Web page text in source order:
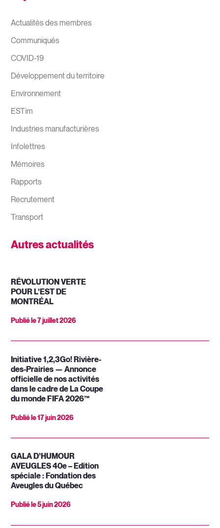
Actualités des membres
Communiqués
COVID-19
Développement du territoire
Environnement
ESTim
Industries manufacturières
Infolettres
Mémoires
Rapports
Recrutement
Transport
Autres actualités
RÉVOLUTION VERTE
POUR L’EST DE
MONTRÉAL
Publié le7 juillet 2026
Initiative 1,2,3Go! Rivière-
des-Prairies — Annonce
officielle de nos activités
dans le cadre de La Coupe
du monde FIFA 2026™
Publié le17 juin 2026
GALA D’HUMOUR
AVEUGLES 40e – Edition
spéciale : Fondation des
Aveugles du Québec
Publié le5 juin 2026